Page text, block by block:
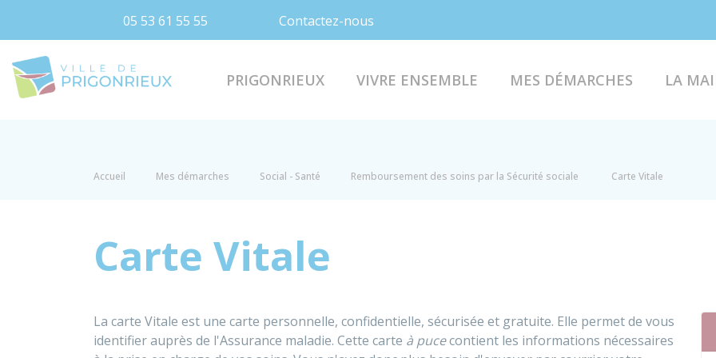
05 53 61 55 55 Contactez-nous
PRIGONRIEUX VIVRE ENSEMBLE MES DÉMARCHES LA
Accueil Mes démarches Social - Santé Remboursement des soins par la Sécurité sociale Carte Vitale
Carte Vitale
La carte Vitale est une carte personnelle, confidentielle, sécurisée et gratuite. Elle permet de vous
identifier auprès de l'Assurance maladie. Cette carte à pucecontient les informations nécessaires